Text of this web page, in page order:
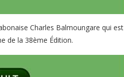
Charles Balmoungare qui est
de la 38ème Édition.